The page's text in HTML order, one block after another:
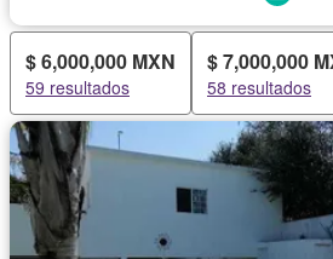
$ 6,000,000 MXN
59 resultados
$ 7,000,000
58 resultados